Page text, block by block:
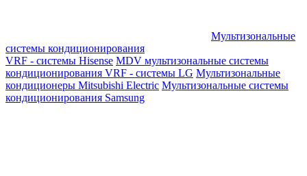
Мультизональные
системы кондиционирования
VRF - системы Hisense MDV мультизональные системы
кондиционирования VRF - системы LG Мультизональные
кондиционеры Mitsubishi Electric Мультизональные системы
кондиционирования Samsung